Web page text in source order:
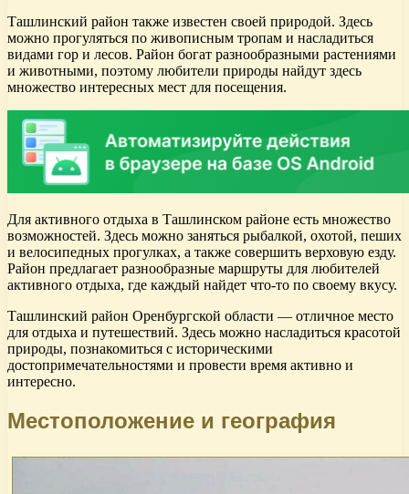
Ташлинский район также известен своей природой. Здесь
можно прогуляться по живописным тропам и насладиться
видами гор и лесов. Район богат разнообразными растениями
и животными, поэтому любители природы найдут здесь
множество интересных мест для посещения.
Для активного отдыха в Ташлинском районе есть множество
возможностей. Здесь можно заняться рыбалкой, охотой, пеших
и велосипедных прогулках, а также совершить верховую езду.
Район предлагает разнообразные маршруты для любителей
активного отдыха, где каждый найдет что-то по своему вкусу.
Ташлинский район Оренбургской области — отличное место
для отдыха и путешествий. Здесь можно насладиться красотой
природы, познакомиться с историческими
достопримечательностями и провести время активно и
интересно.
Местоположение и география